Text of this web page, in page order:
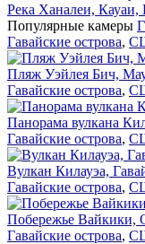
Река Ханалеи, Кауаи,
Популярные камеры
Гавайские острова,
Пляж Уэйлея Бич,
Гавайские острова,
Панорама вулкана
Гавайские острова,
Вулкан Килауэа,
Гавайские острова,
Побережье Вайкики,
Гавайские острова,